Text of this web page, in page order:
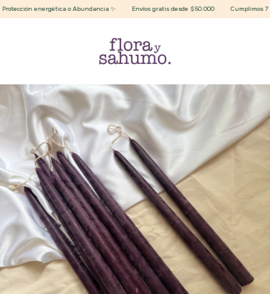
energética o Abundancia ✨ Envíos gratis desde $50.000 Cumplimos 7